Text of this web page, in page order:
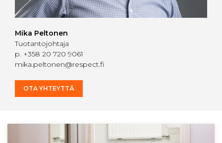
Mika Peltonen
Tuotantojohtaja
p. +358 20 720 9061
mika.peltonen@respect.fi
OTA YHTEYTTÄ